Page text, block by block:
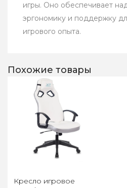
игры. Оно обеспечивает
эргономику и поддержку
игрового опыта.
Похожие товары
Кресло игровое